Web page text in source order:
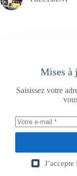
Mises à
Saisissez votre
J’accepte